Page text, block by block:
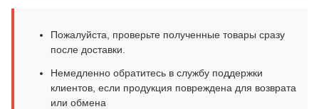
Пожалуйста, проверьте полученные товары сразу
после доставки.
Немедленно обратитесь в службу поддержки
клиентов, если продукция повреждена для возврата
или обмена